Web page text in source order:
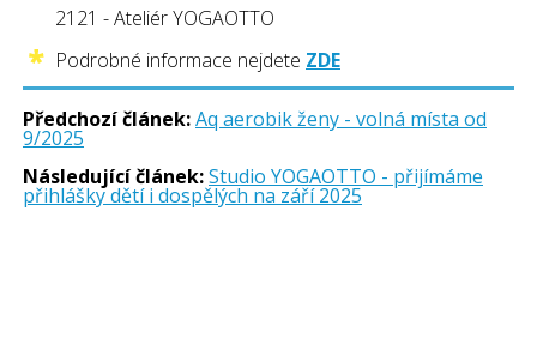
2121 - Ateliér YOGAOTTO
Podrobné informace nejdete ZDE
Předchozí článek:Aq aerobik ženy - volná místa od
9/2025
Následující článek:Studio YOGAOTTO - přijímáme
přihlášky dětí i dospělých na září 2025